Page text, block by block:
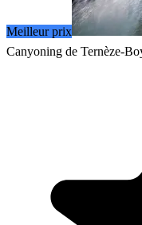
Meilleur prix
Canyoning de Ternèze-